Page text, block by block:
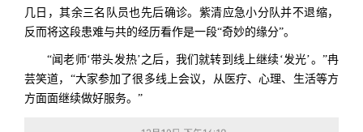
几日，其余三名队员也先后确诊。紫清应急小分队并不退缩，
反而将这段患难与共的经历看作是一段“奇妙的缘分”。
“闻老师‘带头发热’之后，我们就转到线上继续‘发光’。”冉
芸笑道，“大家参加了很多线上会议，从医疗、心理、生活等方
方面面继续做好服务。”